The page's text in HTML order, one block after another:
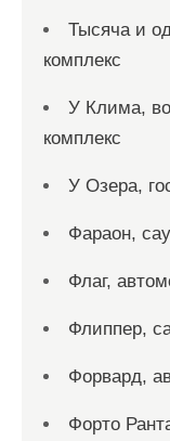
Тысяча и
комплекс
У Клима,
комплекс
У Озера,
Фараон,
Флаг,
Флиппер,
Форвард,
Форто